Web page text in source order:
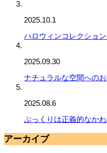
2025.10.1
ハロウィンコレクショ
2025.09.30
ナチュラルな空間への
2025.08.6
ぷっくりは正義的なかわ
アーカイブ